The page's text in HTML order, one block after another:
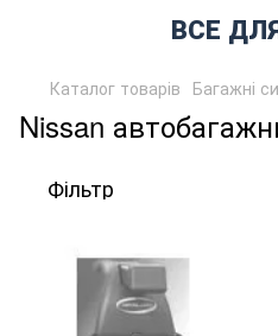
ВСЕ
Каталог товарів Багажні
Nissan
Фільтр